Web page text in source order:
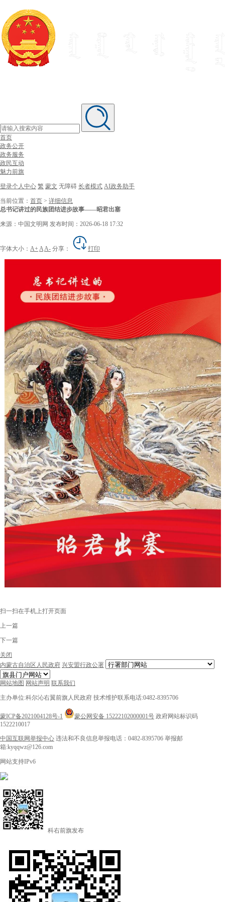
首页
政务公开
政务服务
政民互动
魅力前旗
登录个人中心 繁 蒙文 无障碍 长者模式 AI政务助手
当前位置： 首页 > 详细信息
总书记讲过的民族团结进步故事——昭君出塞
来源：中国文明网 发布时间：2026-06-18 17:32
字体大小： A+ AA- 分享： 打印
扫一扫在手机上打开页面
上一篇
下一篇
关闭
内蒙古自治区人民政府 兴安盟行政公署
网站地图 网站声明 联系我们
主办单位:科尔沁右翼前旗人民政府 技术维护联系电话:0482-8395706
蒙ICP备2021004128号-1 蒙公网安备 15222102000001号 政府网站标识码
1522210017
中国互联网举报中心 违法和不良信息举报电话：0482-8395706 举报邮
箱:kyqqwz@126.com
网站支持IPv6
科右前旗发布